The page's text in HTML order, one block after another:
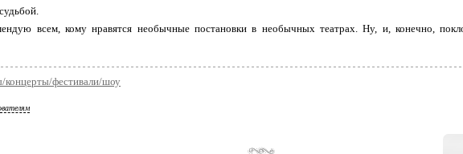
всем, кому нравятся необычные постановки в необычных театрах. Ну, и, конечно,
концерты/фестивали/шоу